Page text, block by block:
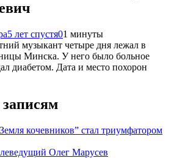
5 лет спустя01 минуты
музыкант четыре дня лежал в
Минска. У него было больное
диабетом. Дата и место похорон
кочевников” стал триумфатором
Олег Марусев